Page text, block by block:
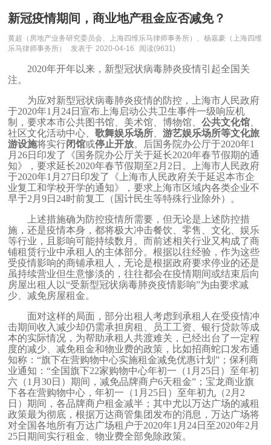
新冠疫情期间，商业地产租金应否减免？
黄超（房地产业务研究委员会、上海四维乐马律师事务所）、杨嘉豪（上海四维
乐马律师事务所）
发表于 2020-04-16 阅读(9631)
2020年开年以来，新型冠状病毒肺炎疫情引起全国关
注。
为应对新型冠状病毒肺炎疫情的防控，上海市人民政府
于2020年1 月 24日宣布上海启动公共卫生事件一级响应机
制，要求本市公共图书馆、美术馆、博物馆、公共文化馆
社区文化活动中心、歌舞娱乐场所 、游艺娱乐场所等文化旅
游设施将实行闭馆或停止开放。后国务院办公厅于2020年1
月 26日印发了《国务院办公厅关于延长2020年春节假期的通
知》，要求延长2020年春节假期至2 月 2 日。上海市人民政府
于2020年1 月 27日印发了《上海市人民政府关于延迟本市企
业复工和学校开学的通知》，要求上海市区域内各类企业不
早于2 月9日 24时前复工（国计民生等特殊行业除外）。
上述措施确为防控疫情所需要，但无论是上述防控措
施，还是疫情本身，都将极大冲击餐饮、零售、文化、娱乐
等行业，且影响可能持续数月。而前述相关行业又构成了商
铺租赁行业中承租人的主体部分。根据以往经验，作为这些
受疫情影响的商铺承租人，无论是根据政府要求停业的还是
虽持续营业但生意惨淡的，往往都会在疫情期间或结束后向
房屋出租人以“受新型冠状病毒肺炎疫情影响”为由要求减
少、减免房屋租金。
面对这样的局面，部分出租人考虑到承租人在受疫情冲
击期间收入减少却仍需承担房租、员工工资、银行贷款等成
本的实际情况，为帮助承租人共渡难关，已经出台了一定程
度的减少、减免租金和物业费的政策，比如招商蛇口发布通
知称：“旗下在营购物中心实施租金减免优惠计划”；保利商
业通知：“全国旗下22家购物中心年初一（1 月 25日）至年初
六（1 月30日）期间，减免品牌商户6天租金”；宝龙商业旗
下各在营购物中心，年初一（1 月 25日）至年初九（2 月 2
日）期间，各品牌商户租金减半；其中尤以万达广场的减租
政策最为彻底，根据万达商管集团发布的消息，万达广场将
对全国各地所有万达广场租户于2020年1 月 24日至2020年2 月
25日期间实行租金、物业费全部免除政策。